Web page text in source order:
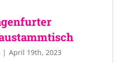
| April 19th, 2023